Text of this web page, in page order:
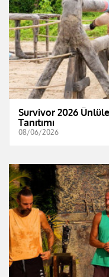
Survivor 2026
Tanıtımı
08/06/2026